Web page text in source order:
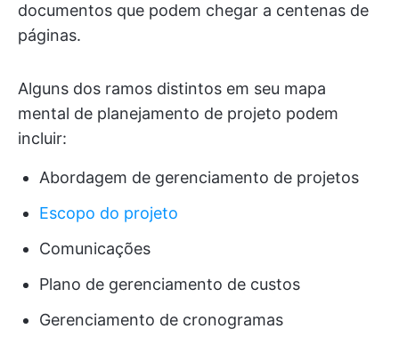
documentos que podem chegar a centenas de
páginas.
Alguns dos ramos distintos em seu mapa
mental de planejamento de projeto podem
incluir:
Abordagem de gerenciamento de projetos
Escopo do projeto
Comunicações
Plano de gerenciamento de custos
Gerenciamento de cronogramas